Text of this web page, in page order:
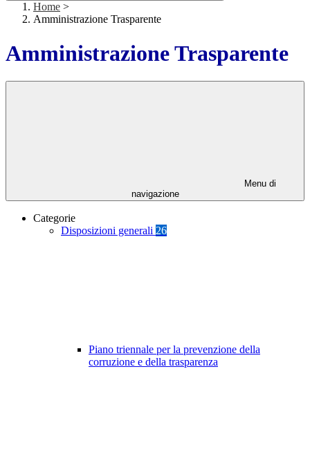
Home >
Amministrazione Trasparente
Amministrazione Trasparente
Menu di
navigazione
Categorie
Disposizioni generali 26
Piano triennale per la prevenzione della
corruzione e della trasparenza